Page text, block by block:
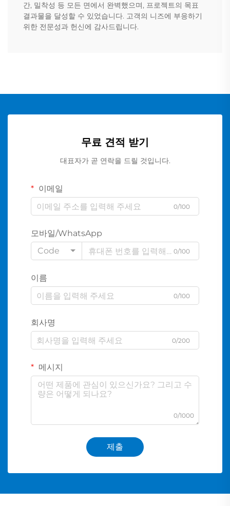
간, 밀착성 등 모든 면에서 완벽했으며, 프로젝트의 목표
결과물을 달성할 수 있었습니다. 고객의 니즈에 부응하기
위한 전문성과 헌신에 감사드립니다.
무료 견적 받기
대표자가 곧 연락을 드릴 것입니다.
이메일
0/100
모바일/WhatsApp
Code
0/100
이름
0/100
회사명
0/200
메시지
0/1000
제출